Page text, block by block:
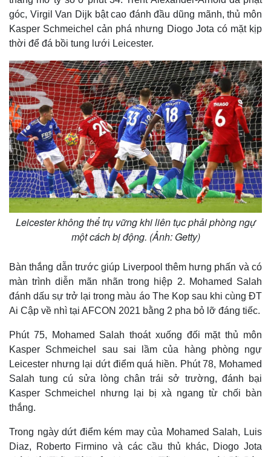
Thế giới
Cuộc sống đó đây
Hồ sơ
Multimedia
Video
Ảnh
E-Magazine
Infographic
góc, Virgil Van Dijk bật cao đánh đầu dũng mãnh, thủ môn
Kasper Schmeichel cản phá nhưng Diogo Jota có mặt kịp
thời để đá bồi tung lưới Leicester.
Leicester không thể trụ vững khi liên tục phải phòng ngự
một cách bị động. (Ảnh: Getty)
Bàn thắng dẫn trước giúp Liverpool thêm hưng phấn và có
màn trình diễn mãn nhãn trong hiệp 2. Mohamed Salah
đánh dấu sự trở lại trong màu áo The Kop sau khi cùng ĐT
Ai Cập về nhì tại AFCON 2021 bằng 2 pha bỏ lỡ đáng tiếc.
Phút 75, Mohamed Salah thoát xuống đối mặt thủ môn
Kasper Schmeichel sau sai lầm của hàng phòng ngự
Leicester nhưng lại dứt điểm quá hiền. Phút 78, Mohamed
Salah tung cú sửa lòng chân trái sở trường, đánh bại
Kasper Schmeichel nhưng lại bị xà ngang từ chối bàn
thắng.
Trong ngày dứt điểm kém may của Mohamed Salah, Luis
Diaz, Roberto Firmino và các cầu thủ khác, Diogo Jota